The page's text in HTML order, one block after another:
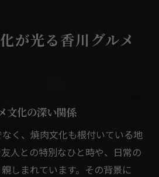
が光る香川グルメ
文化の深い関係
く、焼肉文化も根付いている地
人との特別なひと時や、日常の
しまれています。その背景に